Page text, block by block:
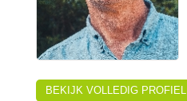
BEKIJK VOLLEDIG PROFIEL